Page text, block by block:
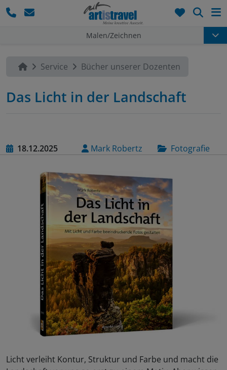
Malen/Zeichnen
Service Bücher unserer Dozenten
Das Licht in der Landschaft
18.12.2025 Mark Robertz Fotografie
Licht verleiht Kontur, Struktur und Farbe und macht die